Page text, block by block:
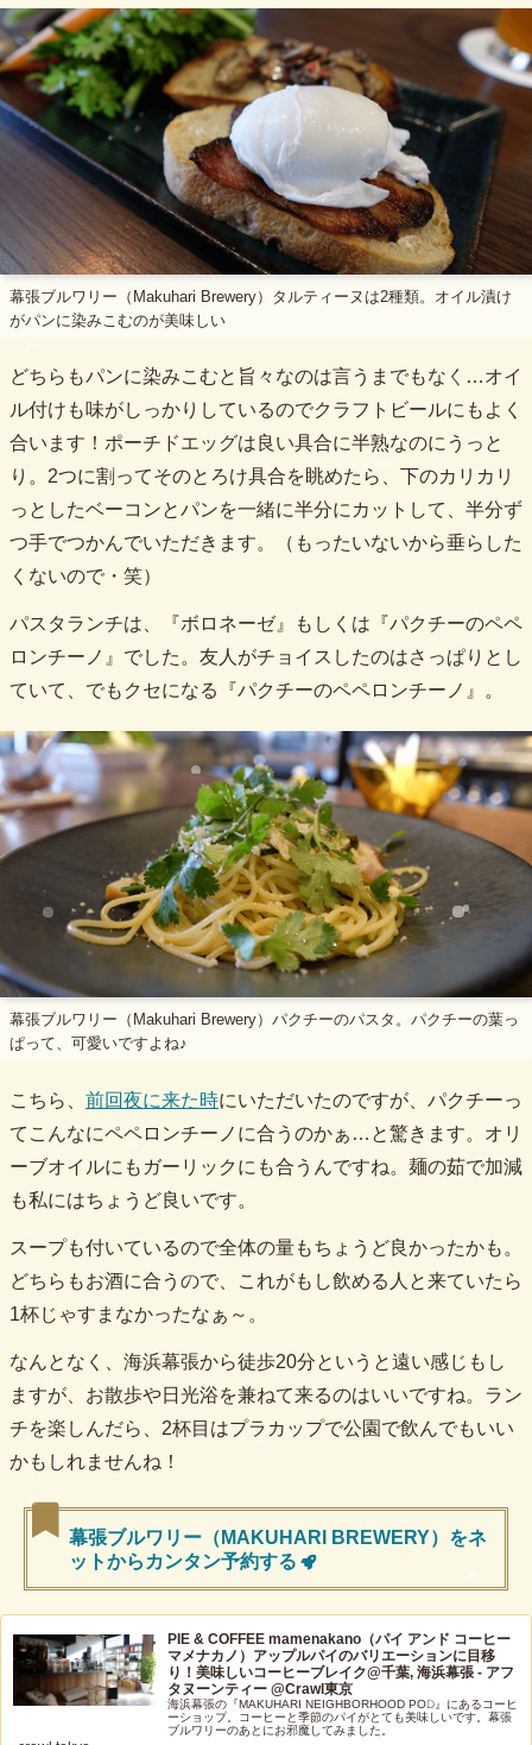
幕張ブルワリー（Makuhari Brewery）タルティーヌは2種類。オイル漬け
がパンに染みこむのが美味しい
どちらもパンに染みこむと旨々なのは言うまでもなく…オイ
ル付けも味がしっかりしているのでクラフトビールにもよく
合います！ポーチドエッグは良い具合に半熟なのにうっと
り。2つに割ってそのとろけ具合を眺めたら、下のカリカリ
っとしたベーコンとパンを一緒に半分にカットして、半分ず
つ手でつかんでいただきます。（もったいないから垂らした
くないので・笑）
パスタランチは、『ボロネーゼ』もしくは『パクチーのペペ
ロンチーノ』でした。友人がチョイスしたのはさっぱりとし
ていて、でもクセになる『パクチーのペペロンチーノ』。
幕張ブルワリー（Makuhari Brewery）パクチーのパスタ。パクチーの葉っ
ぱって、可愛いですよね♪
こちら、 前回夜に来た時にいただいたのですが、パクチーっ
てこんなにペペロンチーノに合うのかぁ…と驚きます。オリ
ーブオイルにもガーリックにも合うんですね。麺の茹で加減
も私にはちょうど良いです。
スープも付いているので全体の量もちょうど良かったかも。
どちらもお酒に合うので、これがもし飲める人と来ていたら
1杯じゃすまなかったなぁ～。
なんとなく、海浜幕張から徒歩20分というと遠い感じもし
ますが、お散歩や日光浴を兼ねて来るのはいいですね。ラン
チを楽しんだら、2杯目はプラカップで公園で飲んでもいい
かもしれませんね！
幕張ブルワリー（MAKUHARI BREWERY）をネ
ットからカンタン予約する
PIE & COFFEE mamenakano（パイ アンド コーヒー
マメナカノ）アップルパイのバリエーションに目移
り！美味しいコーヒーブレイク@千葉, 海浜幕張 - アフ
タヌーンティー @Crawl東京
海浜幕張の『MAKUHARI NEIGHBORHOOD POD』にあるコーヒ
ーショップ。コーヒーと季節のパイがとても美味しいです。幕張
ブルワリーのあとにお邪魔してみました。